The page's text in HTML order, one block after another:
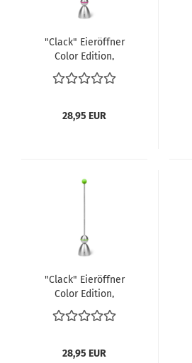
"Clack" Eieröffner
Color Edition,
Silikonkugel pink
28,95 EUR
"Clack" Eieröffner
Color Edition,
Silikonkugel grün
28,95 EUR